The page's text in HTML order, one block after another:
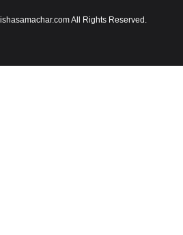
All Rights Reserved.